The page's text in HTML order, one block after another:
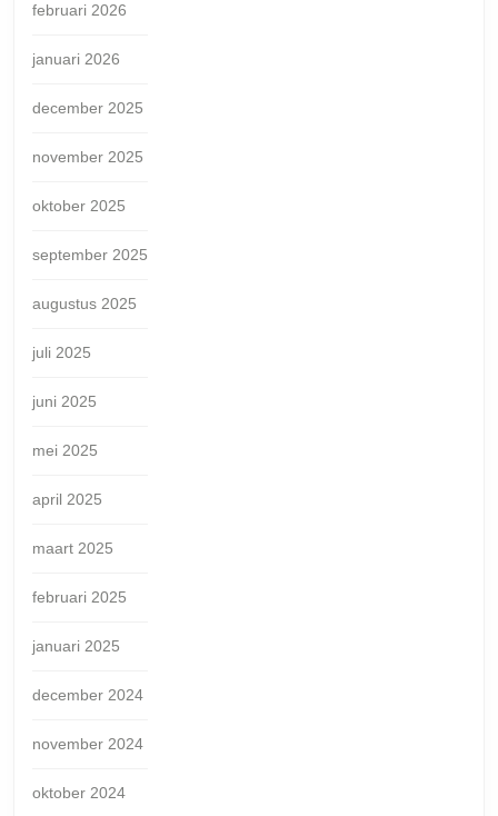
februari 2026
januari 2026
december 2025
november 2025
oktober 2025
september 2025
augustus 2025
juli 2025
juni 2025
mei 2025
april 2025
maart 2025
februari 2025
januari 2025
december 2024
november 2024
oktober 2024